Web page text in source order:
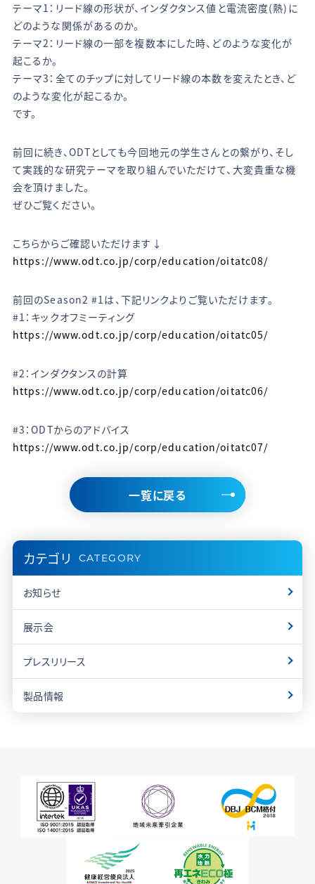
テーマ1：リード線の形状が、インダクタンス値と電流密度(熱)に
どのような関係があるのか。
テーマ2：リード線の一部を複数本にした時、どのような変化が
起こるか。
テーマ3：全てのチップに対してリード線の本数を変えたとき、ど
のような変化が起こるか。
です。
前回に続き、ODTとしても今回地元の学生さんとの繋がり、そし
て実践的な研究テーマを取り組んでいただけて、大変貴重な機
会を頂けました。
ぜひご覧ください。
こちらからご確認いただけます↓
https://www.odt.co.jp/corp/education/oitatc08/
前回のSeason2 #1は、下記リンクよりご覧いただけます。
#1：キックオフミーティング
https://www.odt.co.jp/corp/education/oitatc05/
#2：インダクタンスの計算
https://www.odt.co.jp/corp/education/oitatc06/
#3：ODTからのアドバイス
https://www.odt.co.jp/corp/education/oitatc07/
一覧に戻る
カテゴリ CATEGORY
お知らせ
展示会
プレスリリース
製品情報